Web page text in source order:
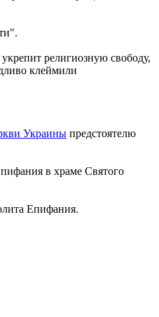
религиозную свободу,
клеймили
Украины предстоятелю
в храме Святого
Епифания.